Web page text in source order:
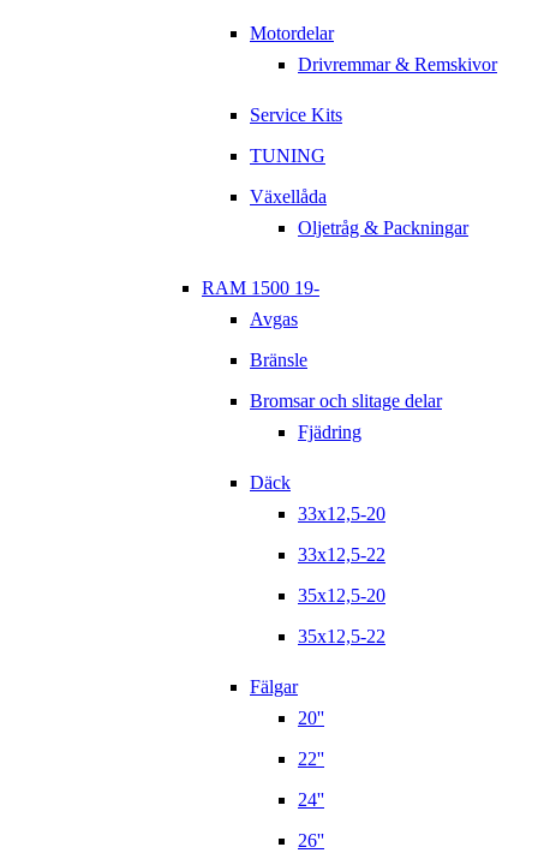
Motordelar
Drivremmar & Remskivor
Service Kits
TUNING
Växellåda
Oljetråg & Packningar
RAM 1500 19-
Avgas
Bränsle
Bromsar och slitage delar
Fjädring
Däck
33x12,5-20
33x12,5-22
35x12,5-20
35x12,5-22
Fälgar
20''
22''
24''
26''